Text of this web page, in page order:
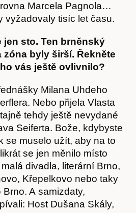
Marcela Pagnola…
vyžadovaly tisíc let času.
jen sto. Ten brněnský
zóna byly širší. Řekněte
vás ještě ovlivnilo?
Milana Uhdeho
Nebo přijela Vlasta
tehdy ještě nevydané
Seiferta. Bože, kdybyste
se muselo užít, aby na to
se jen měnilo místo
divadla, literární Brno,
Křepelkovo nebo taky
A samizdaty,
Host Dušana Skály,